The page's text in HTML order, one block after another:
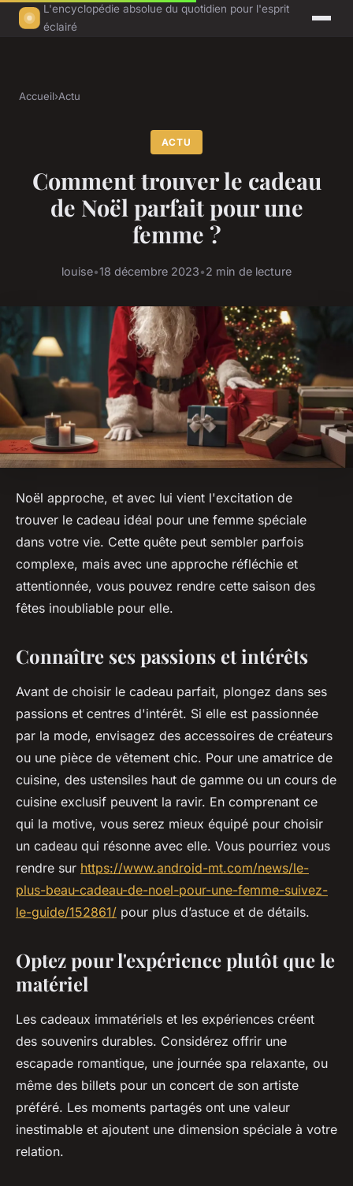
L'encyclopédie absolue du quotidien pour l'esprit
éclairé
Accueil›Actu
ACTU
Comment trouver le cadeau
de Noël parfait pour une
femme ?
louise•18 décembre 2023•2 min de lecture
Noël approche, et avec lui vient l'excitation de
trouver le cadeau idéal pour une femme spéciale
dans votre vie. Cette quête peut sembler parfois
complexe, mais avec une approche réfléchie et
attentionnée, vous pouvez rendre cette saison des
fêtes inoubliable pour elle.
Connaître ses passions et intérêts
Avant de choisir le cadeau parfait, plongez dans ses
passions et centres d'intérêt. Si elle est passionnée
par la mode, envisagez des accessoires de créateurs
ou une pièce de vêtement chic. Pour une amatrice de
cuisine, des ustensiles haut de gamme ou un cours de
cuisine exclusif peuvent la ravir. En comprenant ce
qui la motive, vous serez mieux équipé pour choisir
un cadeau qui résonne avec elle. Vous pourriez vous
rendre sur https://www.android-mt.com/news/le-
plus-beau-cadeau-de-noel-pour-une-femme-suivez-
le-guide/152861/ pour plus d’astuce et de détails.
Optez pour l'expérience plutôt que le
matériel
Les cadeaux immatériels et les expériences créent
des souvenirs durables. Considérez offrir une
escapade romantique, une journée spa relaxante, ou
même des billets pour un concert de son artiste
préféré. Les moments partagés ont une valeur
inestimable et ajoutent une dimension spéciale à votre
relation.